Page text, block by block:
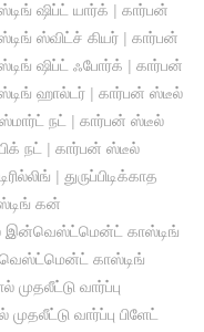
ஷிப்ட் யார்க் | கார்பன்
ஸ்விட்ச் கியர் | கார்பன்
ஷிப்ட் ஃபோர்க் | கார்பன்
ஹால்டர் | கார்பன் ஸ்டீல்
நட் | கார்பன் ஸ்டீல்
நட் | கார்பன் ஸ்டீல்
| துருப்பிடிக்காத
கன்
இன்வெஸ்ட்மென்ட் காஸ்டிங்
காஸ்டிங்
முதலீட்டு வார்ப்பு
முதலீட்டு வார்ப்பு பிளேட்